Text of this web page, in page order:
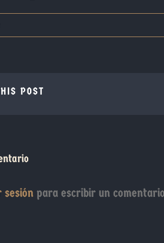
POST
sesión para escribir un